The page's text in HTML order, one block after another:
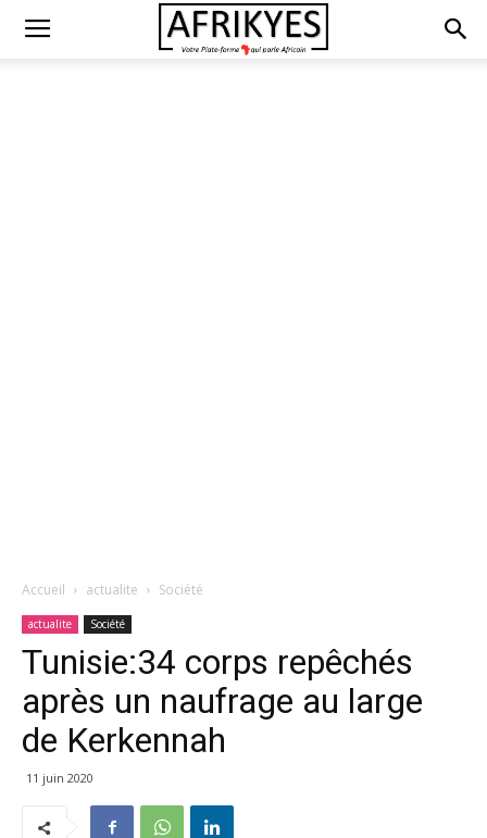
Accueil actualite Société
actualite Société
Tunisie:34 corps repêchés
après un naufrage au large
de Kerkennah
11 juin 2020